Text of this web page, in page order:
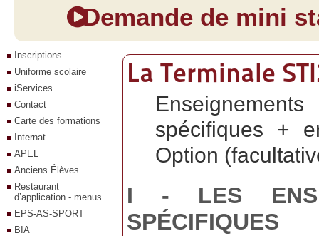
Demande de mini
Inscriptions
Uniforme scolaire
iServices
Contact
Carte des formations
Internat
APEL
Anciens Élèves
Restaurant
d’application - menus
EPS-AS-SPORT
BIA
La Terminale
spécifiques +
Option
I - LES
SPÉCIFIQUES